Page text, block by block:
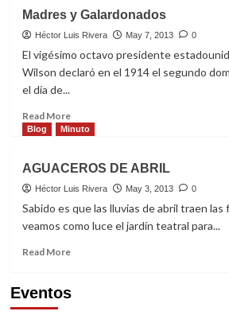
needs
our
help
Madres y Galardonados
Héctor Luis Rivera May 7, 2013 0
El vigésimo octavo presidente
Wilson declaró en el 1914 el segundo
el día de...
Read MoreRead
more
y
Galardonados
Blog Minuto
AGUACEROS DE ABRIL
Héctor Luis Rivera May 3, 2013 0
Sabido es que las lluvias de abril traen las
veamos como luce el jardín teatral para...
Read MoreRead
AGUACEROS
Eventos